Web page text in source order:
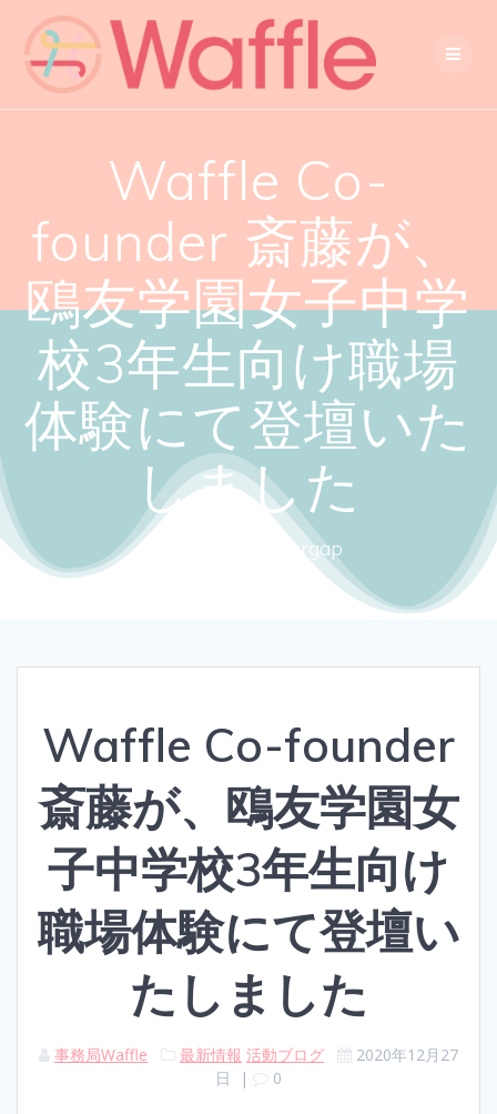
Waffle Co-
founder 斎藤が、
鴎友学園女子中学
校3年生向け職場
体験にて登壇いた
しました
Close the gendergap
Waffle Co-founder
斎藤が、鴎友学園女
子中学校3年生向け
職場体験にて登壇い
たしました
事務局Waffle 最新情報 活動ブログ
2020年12月27
日
| 0